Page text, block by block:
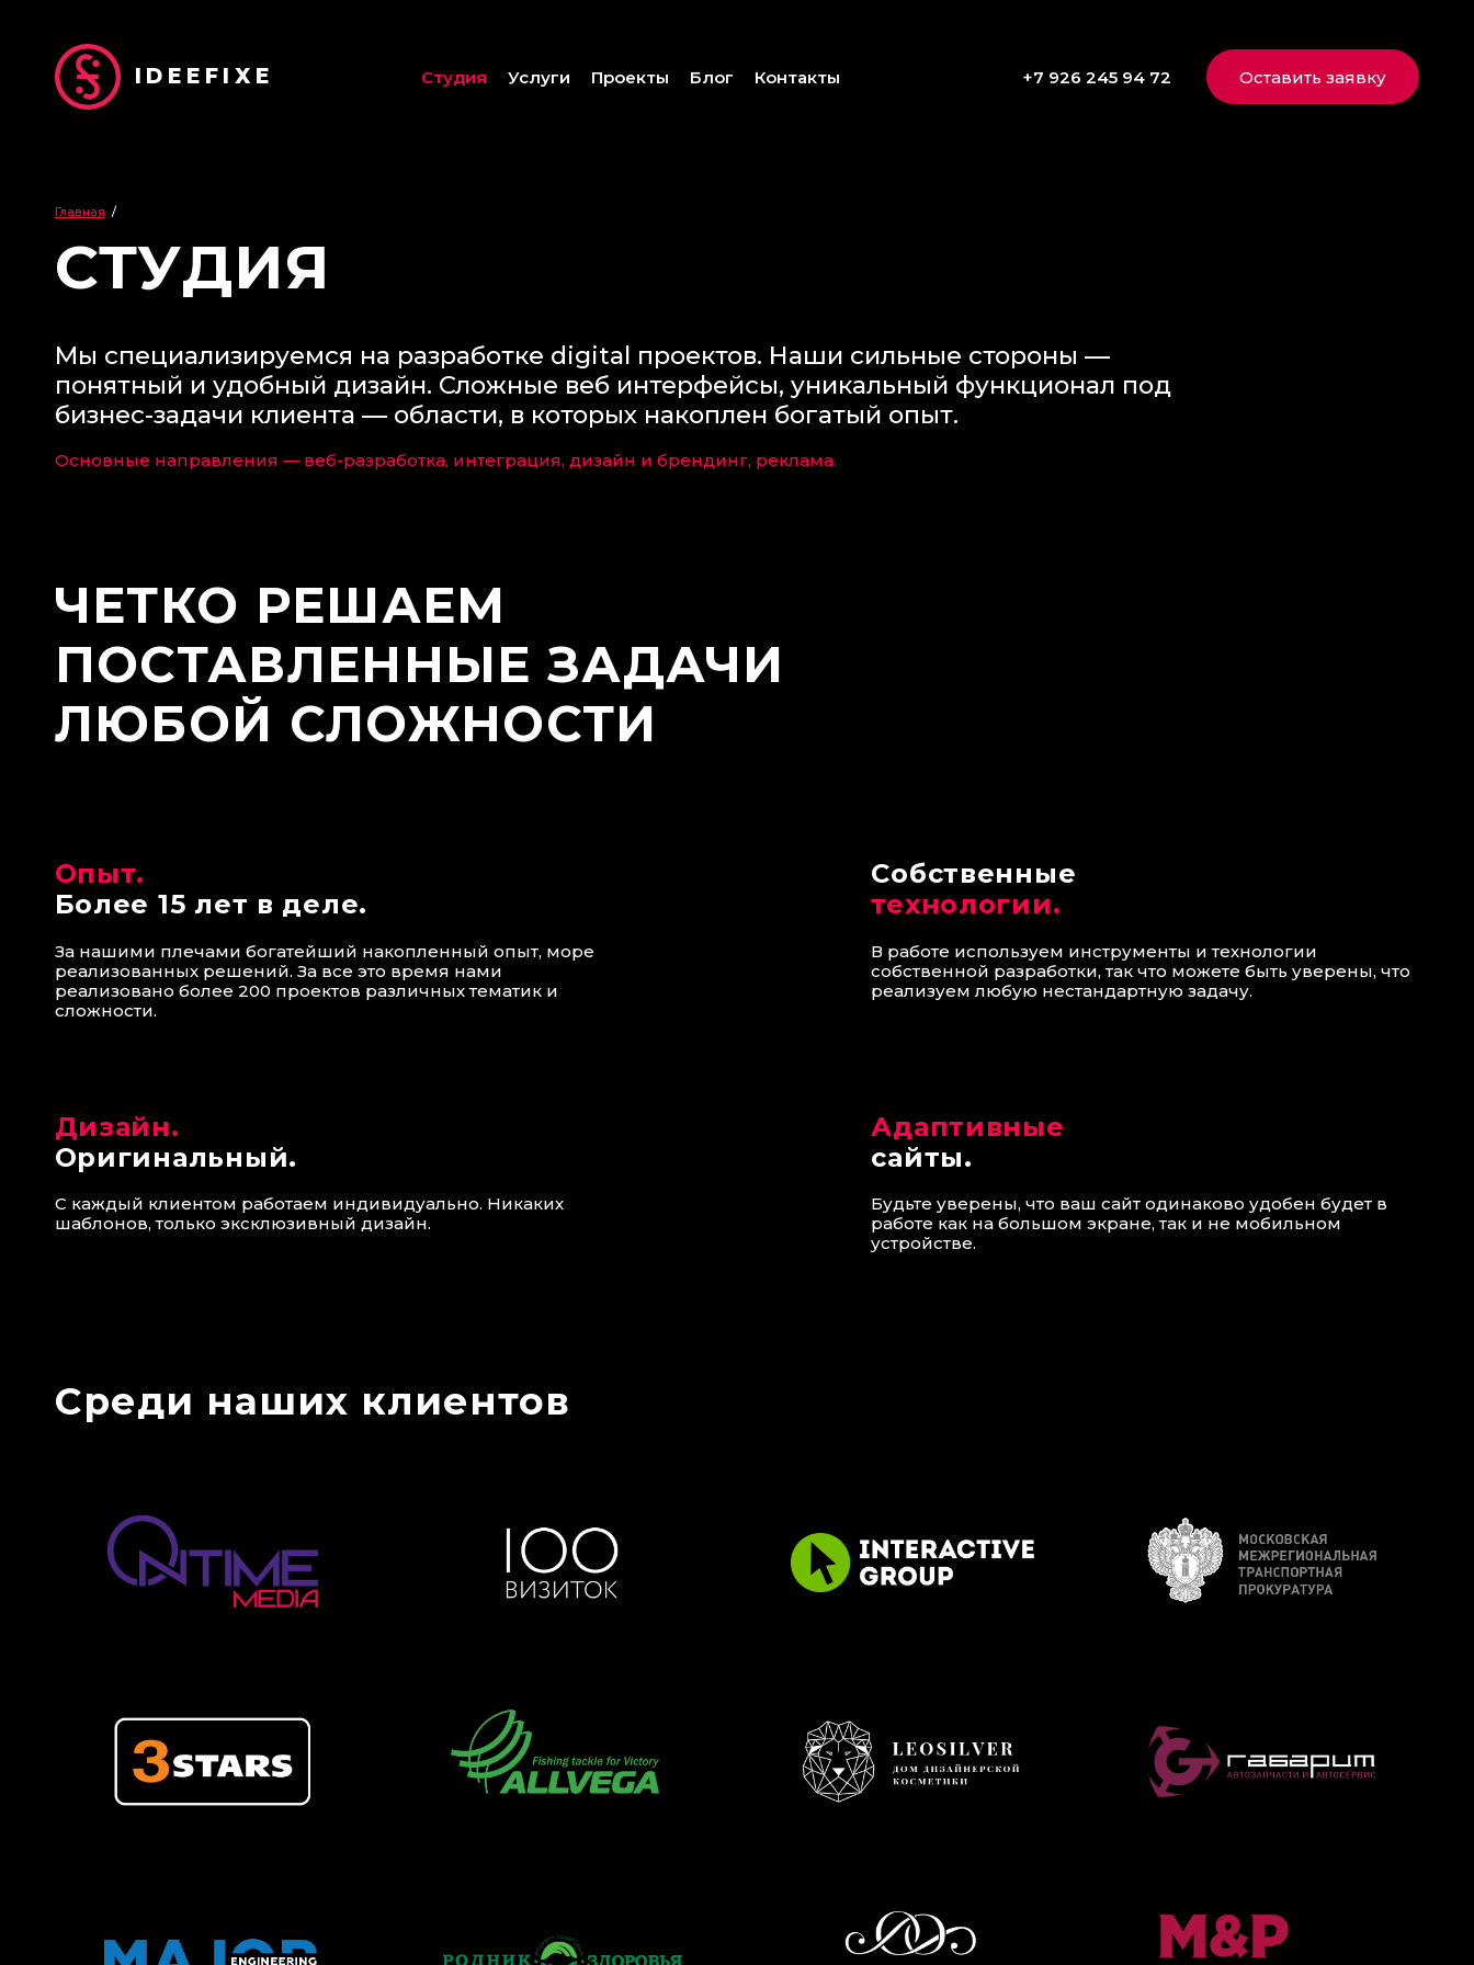
IDEEFIXE Студия Услуги Проекты Блог Контакты +7 926 245 94 72 Оставить заявку
Главная /
СТУДИЯ
Мы специализируемся на разработке digital проектов. Наши сильные стороны —
понятный и удобный дизайн. Сложные веб интерфейсы, уникальный функционал под
бизнес-задачи клиента — области, в которых накоплен богатый опыт.
Основные направления — веб-разработка, интеграция, дизайн и брендинг, реклама.
ЧЕТКО РЕШАЕМ
ПОСТАВЛЕННЫЕ ЗАДАЧИ
ЛЮБОЙ СЛОЖНОСТИ
Опыт.
Более 15 лет в деле.
За нашими плечами богатейший накопленный опыт, море
реализованных решений. За все это время нами
реализовано более 200 проектов различных тематик и
сложности.
Собственные
технологии.
В работе используем инструменты и технологии
собственной разработки, так что можете быть уверены, что
реализуем любую нестандартную задачу.
Дизайн.
Оригинальный.
С каждый клиентом работаем индивидуально. Никаких
шаблонов, только эксклюзивный дизайн.
Адаптивные
сайты.
Будьте уверены, что ваш сайт одинаково удобен будет в
работе как на большом экране, так и не мобильном
устройстве.
Среди наших клиентов